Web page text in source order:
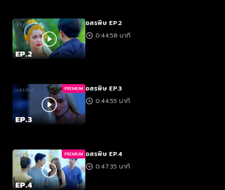
อสรพิษ EP.2
0:44:58 นาที
PREMIUM อสรพิษ EP.3
0:44:55 นาที
PREMIUM อสรพิษ EP.4
0:47:35 นาที